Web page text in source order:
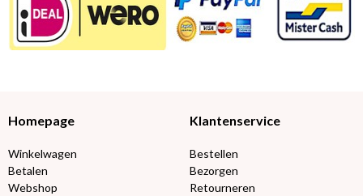
Homepage
Winkelwagen
Betalen
Webshop
Klantenservice
Bestellen
Bezorgen
Retourneren